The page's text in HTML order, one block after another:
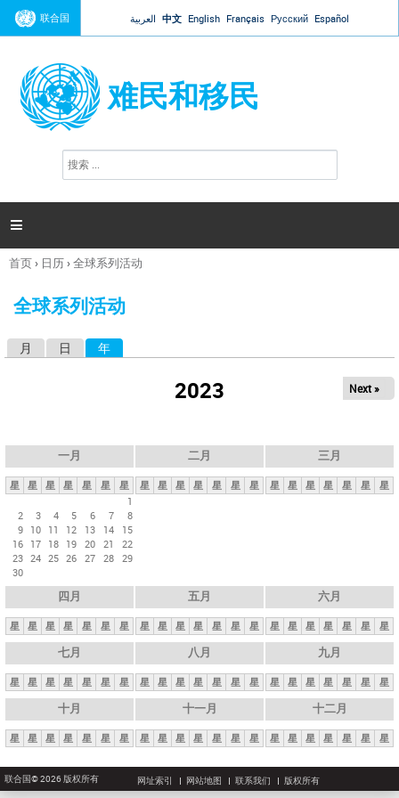
Jump to navigation
联合国 العربية 中文 English Français Русский Español
难民和移民
搜
索

你
这
首页› 日历›全球系列活动
全球系列活动
月 日 年
2023 Next »
一月
星 星 星 星 星 星
星
1
2
3 4 5 6 7
8
9 10 11 12 13 14
15
16 17 18 19 20 21
22
23 24 25 26 27 28 29
30
二月
星 星 星 星 星 星 星
三月
星 星 星 星 星 星 星
四月
星 星 星 星 星 星 星
五月
星 星 星 星 星 星 星
六月
星 星 星 星 星 星 星
七月
星 星 星 星 星 星 星
八月
星 星 星 星 星 星 星
九月
星 星 星 星 星 星 星
十月
星 星 星 星 星 星 星
十一月
星 星 星 星 星 星 星
十二月
星 星 星 星 星 星 星
联合国© 2026 版权所有 网址索引 网站地图 联系我们 版权所有